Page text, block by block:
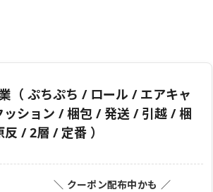
（ ぷちぷち / ロール / エアキャ
ション / 梱包 / 発送 / 引越 / 梱
/ 2層 / 定番 ）
＼ クーポン配布中かも ／